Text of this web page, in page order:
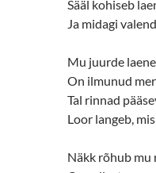
n
s
i
e
w
w
i
n
d
o
w
e
n
s
e
w
i
n
d
o
Sääl kohiseb
Ja midagi
Mu juurde
On ilmunud
Tal rinnad
Loor langeb,
Näkk rõhub mu